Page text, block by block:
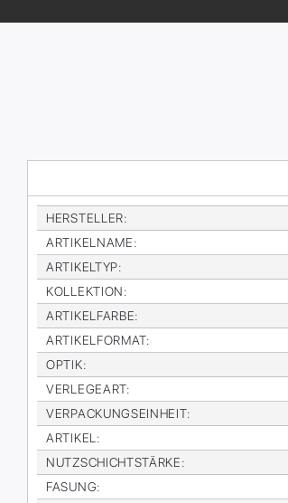
HER­STEL­LER:
AR­TI­KEL­NA­ME:
AR­TI­KEL­TYP:
KOL­LEK­TI­ON:
AR­TI­KEL­FAR­BE:
AR­TI­KEL­FOR­MAT:
OP­TIK:
VER­LE­GE­ART:
VER­PA­CKUNGS­EIN­HEIT:
AR­TI­KEL :
NUTZ­SCHICHT­STÄR­KE:
FA­SUNG: